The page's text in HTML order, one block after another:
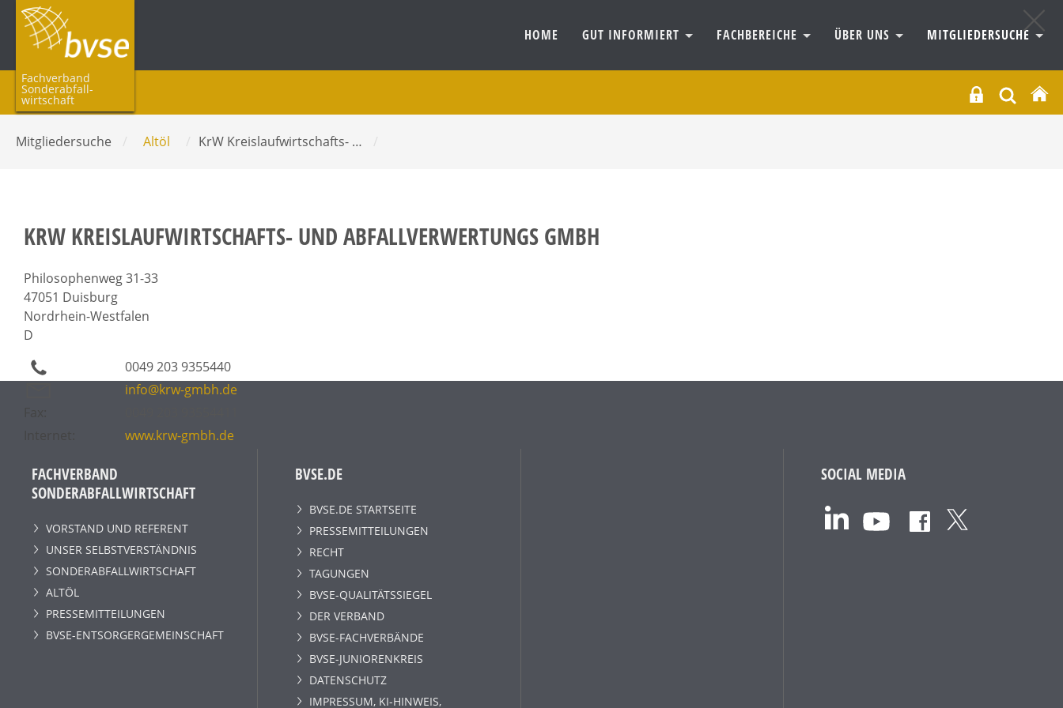
Fachverband
Sonderabfall­
wirtschaft
HOME GUT INFORMIERT FACHBEREICHE ÜBER UNS MITGLIEDERSUCHE
Mitgliedersuche / Altöl / KrW Kreislaufwirtschafts- … /
KRW KREISLAUFWIRTSCHAFTS- UND ABFALLVERWERTUNGS GMBH
Philosophenweg 31-33
47051 Duisburg
Nordrhein-Westfalen
D
0049 203 9355440
info@krw-gmbh.de
www.krw-gmbh.de
FACHVERBAND
SONDERABFALLWIRTSCHAFT
VORSTAND UND REFERENT
UNSER SELBSTVERSTÄNDNIS
SONDERABFALLWIRTSCHAFT
ALTÖL
PRESSEMITTEILUNGEN
BVSE-ENTSORGERGEMEINSCHAFT
BVSE.DE
BVSE.DE STARTSEITE
PRESSEMITTEILUNGEN
RECHT
TAGUNGEN
BVSE-QUALITÄTSSIEGEL
DER VERBAND
BVSE-FACHVERBÄNDE
BVSE-JUNIORENKREIS
DATENSCHUTZ
IMPRESSUM, KI-HINWEIS,
SOCIAL MEDIA